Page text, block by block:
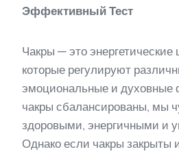
Эффективный Тест
Чакры — это энергетические
которые регулируют
эмоциональные и духовные
чакры сбалансированы, мы
здоровыми, энергичными и
Однако если чакры закрыты